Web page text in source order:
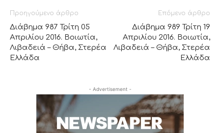
Προηγούμενο άρθρο
Διάβημα 987 Τρίτη 05
Απριλίου 2016. Βοιωτία,
Λιβαδειά – Θήβα, Στερέα
Ελλάδα
Επόμενο άρθρο
Διάβημα 989 Τρίτη 19
Απριλίου 2016. Βοιωτία,
Λιβαδειά – Θήβα, Στερέα
Ελλάδα
- Advertisement -